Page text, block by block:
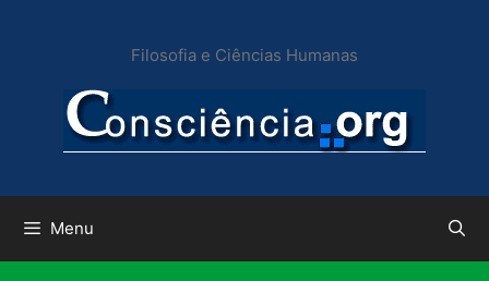
conteúdo
Filosofia e Ciências Humanas
Menu